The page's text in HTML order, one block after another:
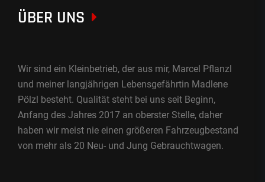
ÜBER UNS
Wir sind ein Kleinbetrieb, der aus mir, Marcel Pflanzl
und meiner langjährigen Lebensgefährtin Madlene
Pölzl besteht. Qualität steht bei uns seit Beginn,
Anfang des Jahres 2017 an oberster Stelle, daher
haben wir meist nie einen größeren Fahrzeugbestand
von mehr als 20 Neu- und Jung Gebrauchtwagen.